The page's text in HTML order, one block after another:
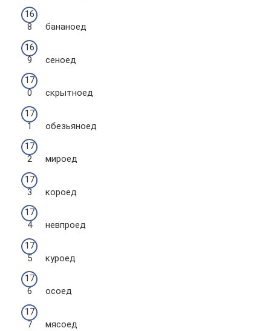
бананоед
сеноед
скрытноед
обезьяноед
мироед
короед
невпроед
куроед
осоед
мясоед